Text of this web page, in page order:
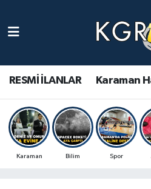
RESMİ İLANLAR Karaman
Karaman Bilim Spor
Gündem Haberleri
Güncel Haberler
Spor Haberleri